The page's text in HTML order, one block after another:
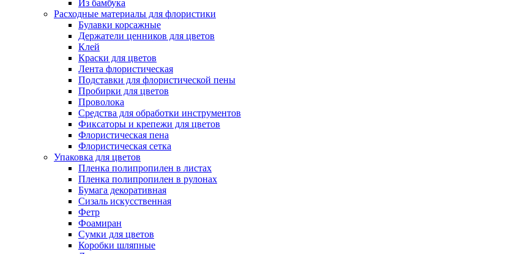
Из бамбука
Расходные материалы для флористики
Булавки корсажные
Держатели ценников для цветов
Клей
Краски для цветов
Лента флористическая
Подставки для флористической пены
Пробирки для цветов
Проволока
Средства для обработки инструментов
Фиксаторы и крепежи для цветов
Флористическая пена
Флористическая сетка
Упаковка для цветов
Пленка полипропилен в листах
Пленка полипропилен в рулонах
Бумага декоративная
Сизаль искусственная
Фетр
Фоамиран
Сумки для цветов
Коробки шляпные